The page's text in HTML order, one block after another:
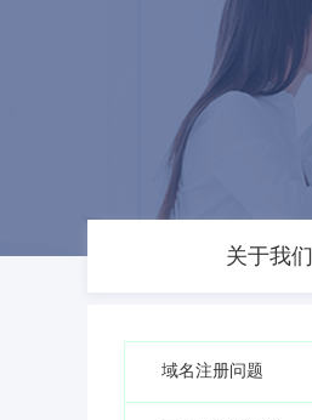
关于我们
域名注册问题